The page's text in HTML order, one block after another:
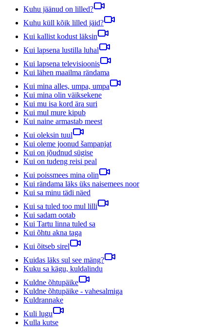
Kuhu jäänud on lilled?
Kuhu küll kõik lilled jäid?
Kui kallist kodust läksin
Kui lapsena lustilla luhal
Kui lapsena televisioonis
Kui lähen maailma rändama
Kui mina alles, umpa, umpa
Kui mina olin väiksekene
Kui mu isa kord ära suri
Kui mul mure kipub
Kui naine armastab meest
Kui oleksin tuul
Kui oleme joonud šampanjat
Kui on jõudnud sügise
Kui on tudeng reisi peal
Kui poissmees mina olin
Kui rändama läks üks naisemees noor
Kui sa minu tädi näed
Kui sa tuled too mul lilli
Kui sadam ootab
Kui Tartu linna tuled sa
Kui õhtu akna taga
Kui õitseb sirel
Kuidas läks sul see mäng?
Kuku sa kägu, kuldalindu
Kuldne õhtupäike
Kuldne õhtupäike - vahesalmiga
Kuldrannake
Kuli lugu
Kulla kutse